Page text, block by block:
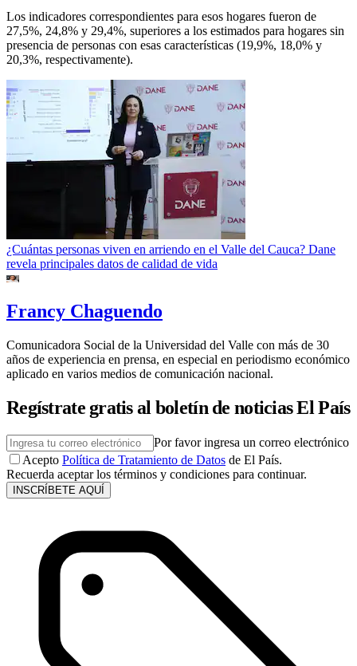
Los indicadores correspondientes para esos hogares fueron de
27,5%, 24,8% y 29,4%, superiores a los estimados para hogares sin
presencia de personas con esas características (19,9%, 18,0% y
20,3%, respectivamente).
¿Cuántas personas viven en arriendo en el Valle del Cauca? Dane
revela principales datos de calidad de vida
Francy Chaguendo
Comunicadora Social de la Universidad del Valle con más de 30
años de experiencia en prensa, en especial en periodismo económico
aplicado en varios medios de comunicación nacional.
Regístrate gratis al boletín de noticias El País
Por favor ingresa un correo electrónico
Acepto Política de Tratamiento de Datos de El País.
Recuerda aceptar los términos y condiciones para continuar.
INSCRÍBETE AQUÍ